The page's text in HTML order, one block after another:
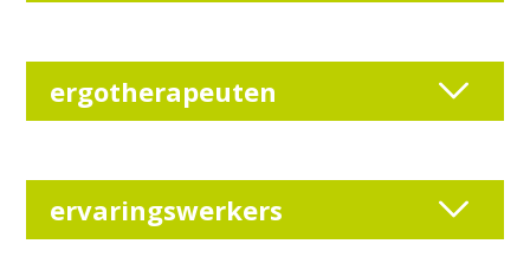
ergotherapeuten
ervaringswerkers